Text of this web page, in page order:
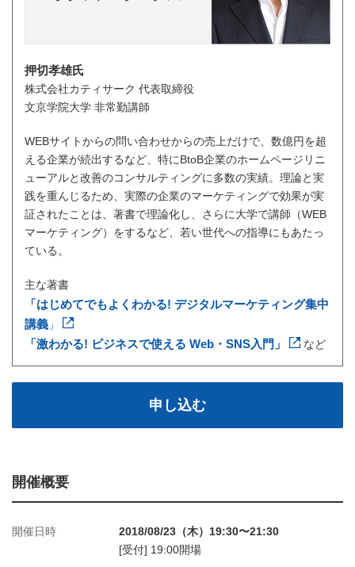
押切孝雄氏
株式会社カティサーク 代表取締役
文京学院大学 非常勤講師
WEBサイトからの問い合わせからの売上だけで、数億円を超
える企業が続出するなど、特にBtoB企業のホームページリニ
ューアルと改善のコンサルティングに多数の実績。理論と実
践を重んじるため、実際の企業のマーケティングで効果が実
証されたことは、著書で理論化し、さらに大学で講師（WEB
マーケティング）をするなど、若い世代への指導にもあたっ
ている。
主な著書
「はじめてでもよくわかる! デジタルマーケティング集中
講義 」
「激わかる! ビジネスで使える Web・SNS入門」 など
申し込む
開催概要
開催日時
2018/08/23（木）19:30〜21:30
[受付] 19:00開場